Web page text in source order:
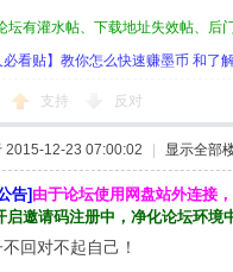
坛有灌水帖、下载地址失效帖、后
必看贴】教你怎么快速赚墨币 和了
支持 反对
2015-12-23 07:00:02 显示全部
告] 由于论坛使用网盘站外连接
启邀请码注册中，净化论坛环境
回对不起自己！